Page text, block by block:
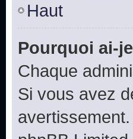
Haut
Pourquoi ai-
Chaque
Si vous avez